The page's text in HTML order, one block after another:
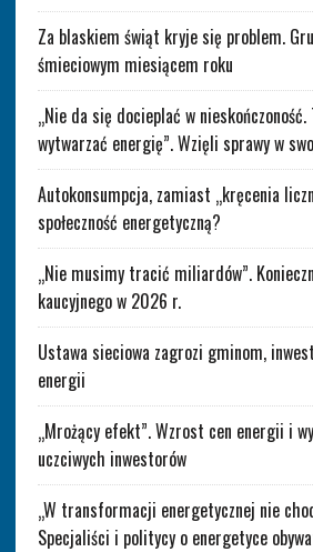
Za blaskiem świąt kryje się problem.
śmieciowym miesiącem roku
„Nie da się docieplać w nieskończoność.
wytwarzać energię”. Wzięli sprawy w
Autokonsumpcja, zamiast „kręcenia
społeczność energetyczną?
„Nie musimy tracić miliardów”.
kaucyjnego w 2026 r.
Ustawa sieciowa zagrozi gminom,
energii
„Mrożący efekt”. Wzrost cen energii i
uczciwych inwestorów
„W transformacji energetycznej nie
Specjaliści i politycy o energetyce